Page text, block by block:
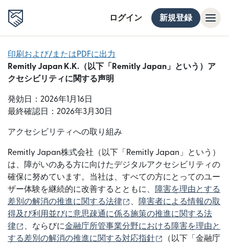
ログイン 新規登録
印刷および/またはPDFに出力
Remitly Japan K.K.（以下「Remitly Japan」という）ア
クセシビリティに関する声明
発効日：2026年1月16日
最終確認日：2026年3月30日
アクセシビリティへの取り組み
Remitly Japan株式会社（以下「Remitly Japan」という）
は、障がいのある方に向けたデジタルアクセシビリティの
確保に努めています。当社は、すべての方にとってのユー
ザー体験を継続的に改善するとともに、
障害を理由とする
差別の解消の推進に関する法律
（別ウィンドウで開きま
障害者による情報の取
得及び利用並びに意思疎通に係る施策の推進に関する法
律
（別ウィンドウで開きます）
、ならびに金融庁所管事業分野における障害を理由と
する差別の解消の推進に関する対応指針
（別ウィンドウ
（以下「金融庁